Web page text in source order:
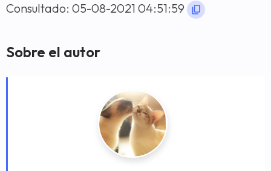
Consultado: 05-08-2021 04:51:59
Sobre el autor